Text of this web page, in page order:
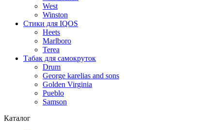
West
Winston
Стики для IQOS
Heets
Marlboro
Terea
Табак для самокруток
Drum
George karelias and sons
Golden Virginia
Pueblo
Samson
Каталог